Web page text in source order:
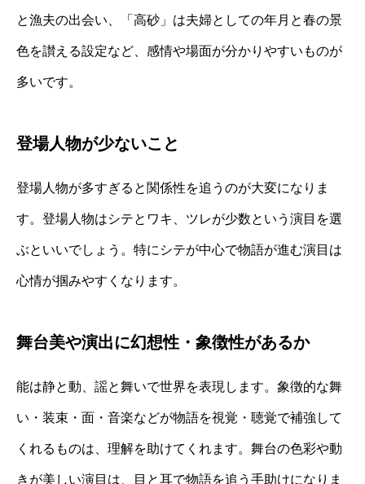
と漁夫の出会い、「高砂」は夫婦としての年月と春の景
色を讃える設定など、感情や場面が分かりやすいものが
多いです。
登場人物が少ないこと
登場人物が多すぎると関係性を追うのが大変になりま
す。登場人物はシテとワキ、ツレが少数という演目を選
ぶといいでしょう。特にシテが中心で物語が進む演目は
心情が掴みやすくなります。
舞台美や演出に幻想性・象徴性があるか
能は静と動、謡と舞いで世界を表現します。象徴的な舞
い・装束・面・音楽などが物語を視覚・聴覚で補強して
くれるものは、理解を助けてくれます。舞台の色彩や動
きが美しい演目は、目と耳で物語を追う手助けになりま